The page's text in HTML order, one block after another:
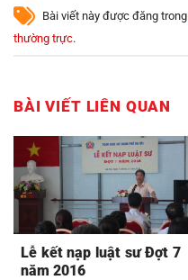
Bài viết này được đăng trong
thường trực.
BÀI VIẾT LIÊN QUAN
Lễ kết nạp luật sư Đợt 7
năm 2016